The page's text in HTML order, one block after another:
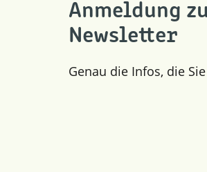
Anmeldung
Newsletter
Genau die Infos, die